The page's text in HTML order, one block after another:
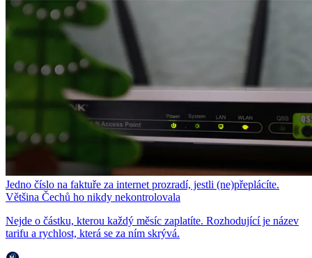
Jedno číslo na faktuře za internet prozradí, jestli (ne)přeplácíte.
Většina Čechů ho nikdy nekontrolovala
Nejde o částku, kterou každý měsíc zaplatíte. Rozhodující je název
tarifu a rychlost, která se za ním skrývá.